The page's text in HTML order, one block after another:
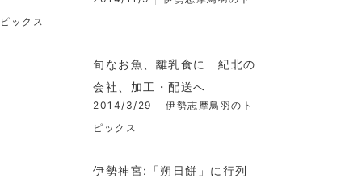
ピックス
旬なお魚、離乳食に 紀北の
会社、加工・配送へ
2014/3/29
伊勢志摩鳥羽のト
ピックス
伊勢神宮:「朔日餅」に行列